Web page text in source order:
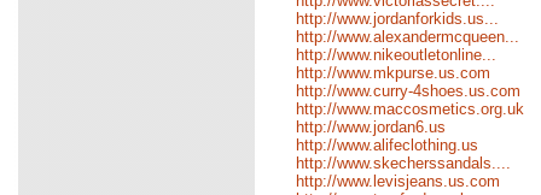
http://www.jordanforkids.us...
http://www.alexandermcqueen...
http://www.nikeoutletonline...
http://www.mkpurse.us.com
http://www.curry-4shoes.us.com
http://www.maccosmetics.org.uk
http://www.jordan6.us
http://www.alifeclothing.us
http://www.skecherssandals....
http://www.levisjeans.us.com